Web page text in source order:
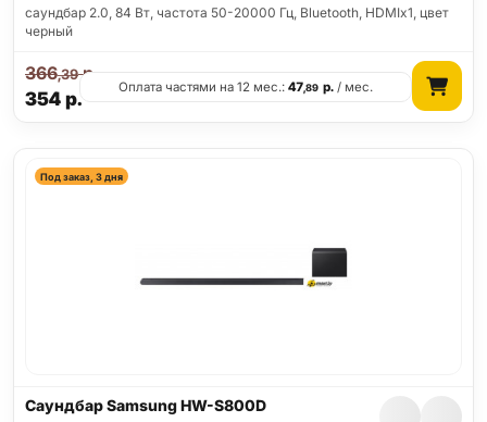
саундбар 2.0, 84 Вт, частота 50-20000 Гц, Bluetooth, HDMIx1, цвет
черный
354р.
366,39р.
Оплата частями на 12 мес.:47,89 р./ мес.
Под заказ, 3 дня
Саундбар Samsung HW-S800D